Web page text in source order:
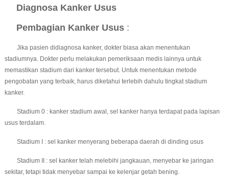
Diagnosa Kanker Usus
Pembagian Kanker Usus:
Jika pasien didiagnosa kanker, dokter biasa akan menentukan
stadiumnya. Dokter perlu melakukan pemeriksaan medis lainnya untuk
memastikan stadium dari kanker tersebut. Untuk menentukan metode
pengobatan yang terbaik, harus diketahui terlebih dahulu tingkat stadium
kanker.
Stadium 0 : kanker stadium awal, sel kanker hanya terdapat pada lapisan
usus terdalam.
Stadium I : sel kanker menyerang beberapa daerah di dinding usus
Stadium II : sel kanker telah melebihi jangkauan, menyebar ke jaringan
sekitar, tetapi tidak menyebar sampai ke kelenjar getah bening.